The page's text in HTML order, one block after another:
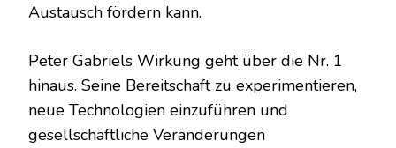
Austausch fördern kann.
Peter Gabriels Wirkung geht über die Nr. 1
hinaus. Seine Bereitschaft zu experimentieren,
neue Technologien einzuführen und
gesellschaftliche Veränderungen